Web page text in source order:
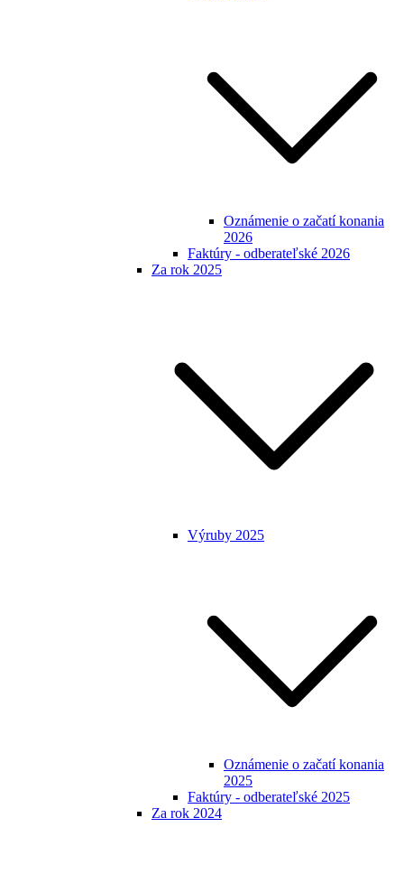
Oznámenie o začatí konania
2026
Faktúry - odberateľské 2026
Za rok 2025
Výruby 2025
Oznámenie o začatí konania
2025
Faktúry - odberateľské 2025
Za rok 2024